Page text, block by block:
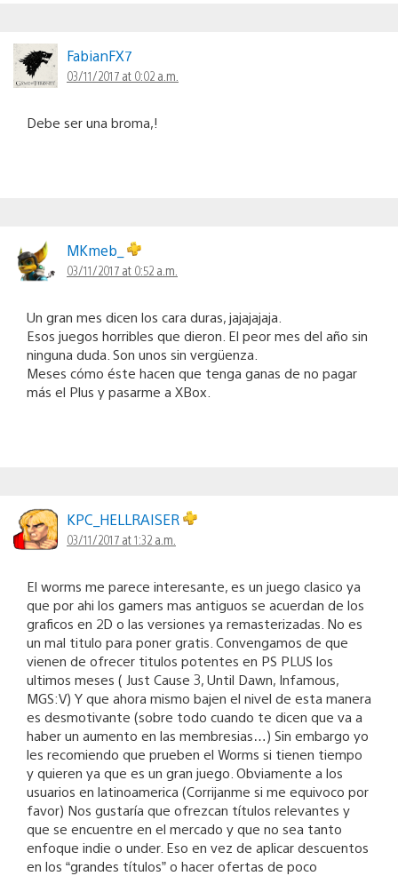
FabianFX7
03/11/2017 at 0:02 a.m.
Debe ser una broma,!
MKmeb_
03/11/2017 at 0:52 a.m.
Un gran mes dicen los cara duras, jajajajaja.
Esos juegos horribles que dieron. El peor mes del año sin
ninguna duda. Son unos sin vergüenza.
Meses cómo éste hacen que tenga ganas de no pagar
más el Plus y pasarme a XBox.
KPC_HELLRAISER
03/11/2017 at 1:32 a.m.
El worms me parece interesante, es un juego clasico ya
que por ahi los gamers mas antiguos se acuerdan de los
graficos en 2D o las versiones ya remasterizadas. No es
un mal titulo para poner gratis. Convengamos de que
vienen de ofrecer titulos potentes en PS PLUS los
ultimos meses ( Just Cause 3, Until Dawn, Infamous,
MGS:V) Y que ahora mismo bajen el nivel de esta manera
es desmotivante (sobre todo cuando te dicen que va a
haber un aumento en las membresias…) Sin embargo yo
les recomiendo que prueben el Worms si tienen tiempo
y quieren ya que es un gran juego. Obviamente a los
usuarios en latinoamerica (Corrijanme si me equivoco por
favor) Nos gustaría que ofrezcan títulos relevantes y
que se encuentre en el mercado y que no sea tanto
enfoque indie o under. Eso en vez de aplicar descuentos
en los “grandes títulos” o hacer ofertas de poco